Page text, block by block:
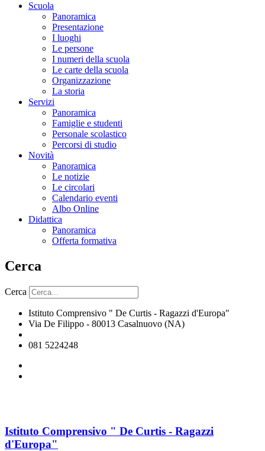
Scuola
Panoramica
Presentazione
I luoghi
Le persone
I numeri della scuola
Le carte della scuola
Organizzazione
La storia
Servizi
Panoramica
Famiglie e studenti
Personale scolastico
Percorsi di studio
Novità
Panoramica
Le notizie
Le circolari
Calendario eventi
Albo Online
Didattica
Panoramica
Offerta formativa
Cerca
Cerca
Istituto Comprensivo " De Curtis - Ragazzi d'Europa"
Via De Filippo - 80013 Casalnuovo (NA)
081 5224248
Istituto Comprensivo " De Curtis - Ragazzi
d'Europa"